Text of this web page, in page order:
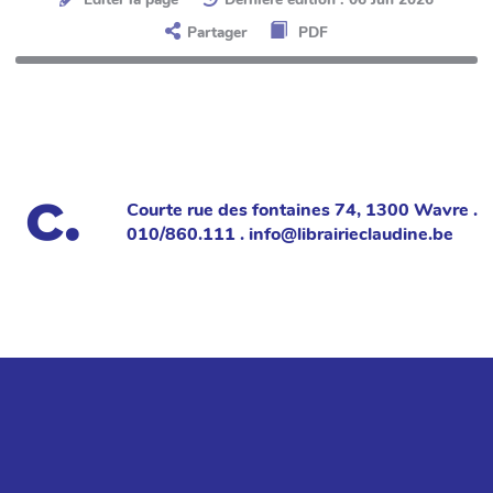
Partager
PDF
Courte rue des fontaines 74, 1300 Wavre .
010/860.111 . info@librairieclaudine.be